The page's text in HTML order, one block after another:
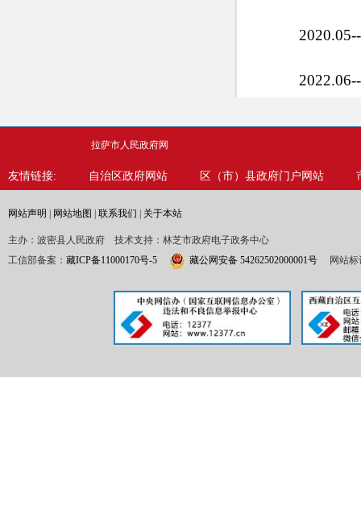
拉萨市人民政府网
友情链接: 自治区政府网站 区（市）县政府门户网站
网站声明 网站地图 联系我们 关于本站
主办：波密县人民政府 技术支持：林芝市政府电子政务中心
工信部备案： 藏ICP备11000170号-5 藏公网安备 54262502000001号 网站标